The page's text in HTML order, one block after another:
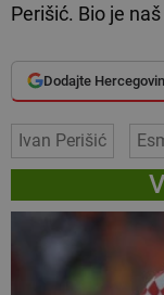
Perišić. Bio je
Dodajte
Ivan Perišić